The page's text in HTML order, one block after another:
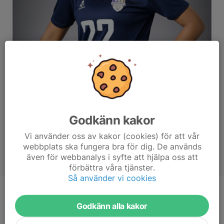
Position
-
Ålder
14 år
Godkänn kakor
Vi använder oss av kakor (cookies) för att vår
webbplats ska fungera bra för dig. De används
även för webbanalys i syfte att hjälpa oss att
förbättra våra tjänster.
Så använder vi cookies
Godkänn alla kakor